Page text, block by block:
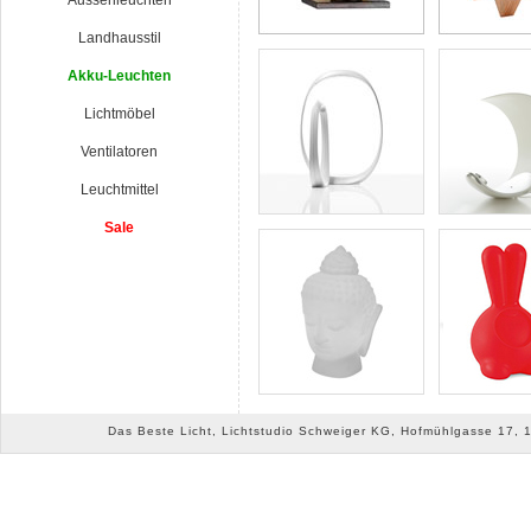
Landhausstil
Akku-Leuchten
Lichtmöbel
Ventilatoren
Leuchtmittel
Sale
Das Beste Licht, Lichtstudio Schweiger KG, Hofmühlgasse